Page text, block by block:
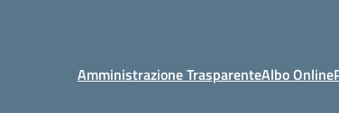
Amministrazione TrasparenteAlbo Online